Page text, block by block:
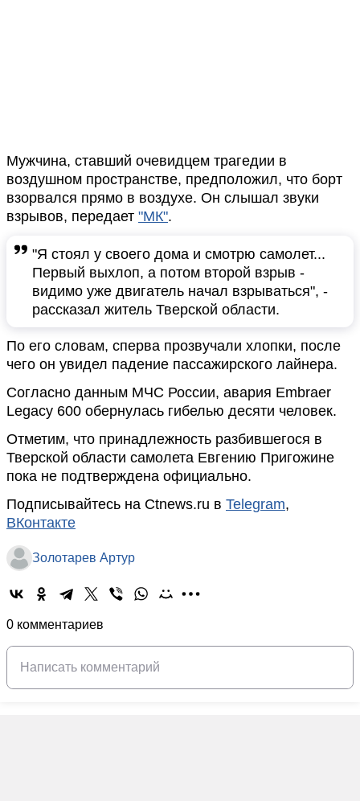
Мужчина, ставший очевидцем трагедии в
воздушном пространстве, предположил, что борт
взорвался прямо в воздухе. Он слышал звуки
взрывов, передает "МК".
"Я стоял у своего дома и смотрю самолет...
Первый выхлоп, а потом второй взрыв -
видимо уже двигатель начал взрываться", -
рассказал житель Тверской области.
По его словам, сперва прозвучали хлопки, после
чего он увидел падение пассажирского лайнера.
Согласно данным МЧС России, авария Embraer
Legacy 600 обернулась гибелью десяти человек.
Отметим, что принадлежность разбившегося в
Тверской области самолета Евгению Пригожинe
пока не подтверждена официально.
Подписывайтесь на Ctnews.ru в Telegram,
ВКонтакте
Золотарев Артур
0 комментариев